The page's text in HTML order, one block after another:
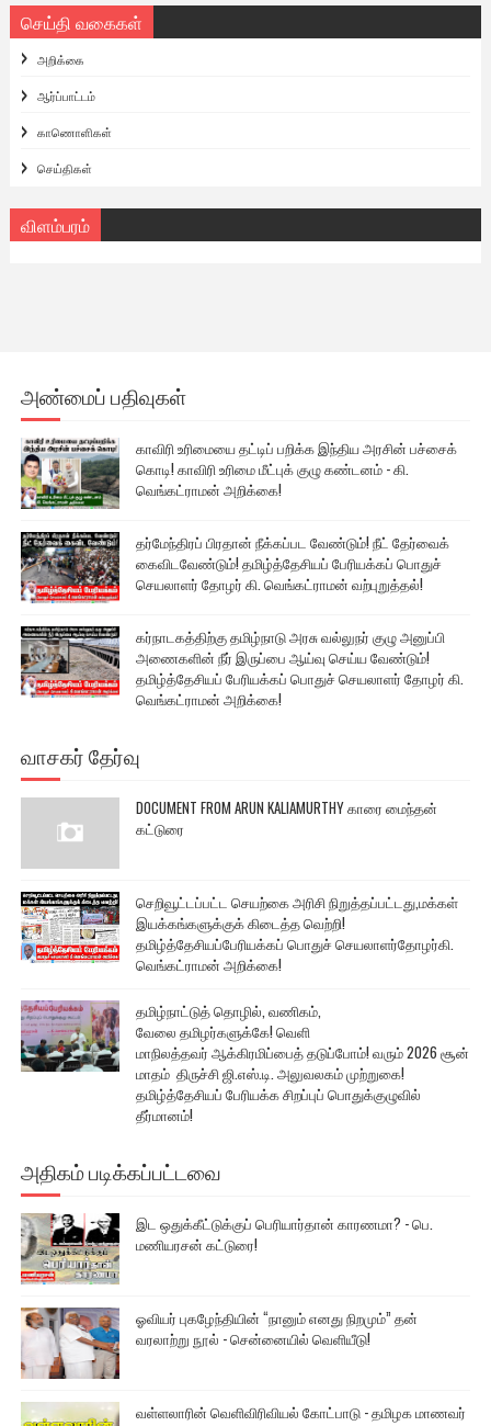
செய்தி வகைகள்
அறிக்கை
ஆர்ப்பாட்டம்
காணொளிகள்
செய்திகள்
விளம்பரம்
அண்மைப் பதிவுகள்
காவிரி உரிமையை தட்டிப் பறிக்க இந்திய அரசின் பச்சைக்
கொடி! காவிரி உரிமை மீட்புக் குழு கண்டனம் - கி.
வெங்கட்ராமன் அறிக்கை!
தர்மேந்திரப் பிரதான் நீக்கப்பட வேண்டும்! நீட் தேர்வைக்
கைவிடவேண்டும்! தமிழ்த்தேசியப் பேரியக்கப் பொதுச்
செயலாளர் தோழர் கி. வெங்கட்ராமன் வற்புறுத்தல்!
கர்நாடகத்திற்கு தமிழ்நாடு அரசு வல்லுநர் குழு அனுப்பி
அணைகளின் நீர் இருப்பை ஆய்வு செய்ய வேண்டும்!
தமிழ்த்தேசியப் பேரியக்கப் பொதுச் செயலாளர் தோழர் கி.
வெங்கட்ராமன் அறிக்கை!
வாசகர் தேர்வு
DOCUMENT FROM ARUN KALIAMURTHY காரை மைந்தன்
கட்டுரை
செறிவூட்டப்பட்ட செயற்கை அரிசி நிறுத்தப்பட்டது,மக்கள்
இயக்கங்களுக்குக் கிடைத்த வெற்றி!
தமிழ்த்தேசியப்பேரியக்கப் பொதுச் செயலாளர்தோழர்கி.
வெங்கட்ராமன் அறிக்கை!
தமிழ்நாட்டுத் தொழில், வணிகம்,
வேலை தமிழர்களுக்கே! வெளி
மாநிலத்தவர் ஆக்கிரமிப்பைத் தடுப்போம்! வரும் 2026 சூன்
மாதம் திருச்சி ஜி.எஸ்.டி. அலுவலகம் முற்றுகை!
தமிழ்த்தேசியப் பேரியக்க சிறப்புப் பொதுக்குழுவில்
தீர்மானம்!
அதிகம் படிக்கப்பட்டவை
இட ஒதுக்கீட்டுக்குப் பெரியார்தான் காரணமா? - பெ.
மணியரசன் கட்டுரை!
ஓவியர் புகழேந்தியின் “நானும் எனது நிறமும்” தன்
வரலாற்று நூல் - சென்னையில் வெளியீடு!
வள்ளலாரின் வெளிவிரிவியல் கோட்பாடு - தமிழக மாணவர்